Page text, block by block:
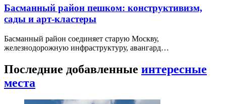
Басманный район пешком: конструктивизм,
сады и арт-кластеры
Басманный район соединяет старую Москву,
железнодорожную инфраструктуру, авангард…
Последние добавленные интересные
места